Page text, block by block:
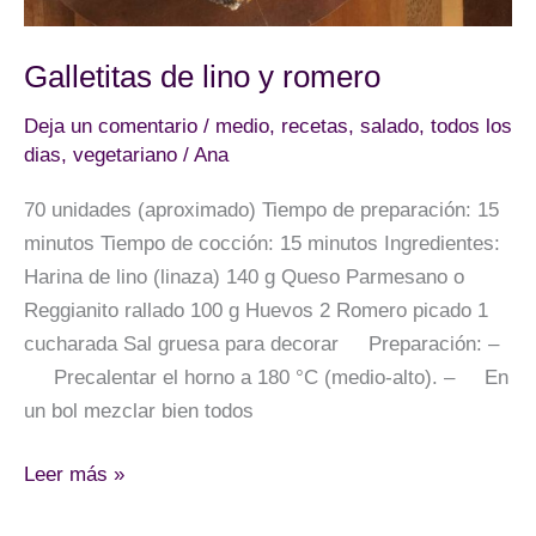
Galletitas de lino y romero
Deja un comentario / medio, recetas, salado, todos los
dias, vegetariano / Ana
70 unidades (aproximado) Tiempo de preparación: 15
minutos Tiempo de cocción: 15 minutos Ingredientes:
Harina de lino (linaza) 140 g Queso Parmesano o
Reggianito rallado 100 g Huevos 2 Romero picado 1
cucharada Sal gruesa para decorar Preparación: –
Precalentar el horno a 180 °C (medio-alto). – En
un bol mezclar bien todos
Galletitas
Leer más »